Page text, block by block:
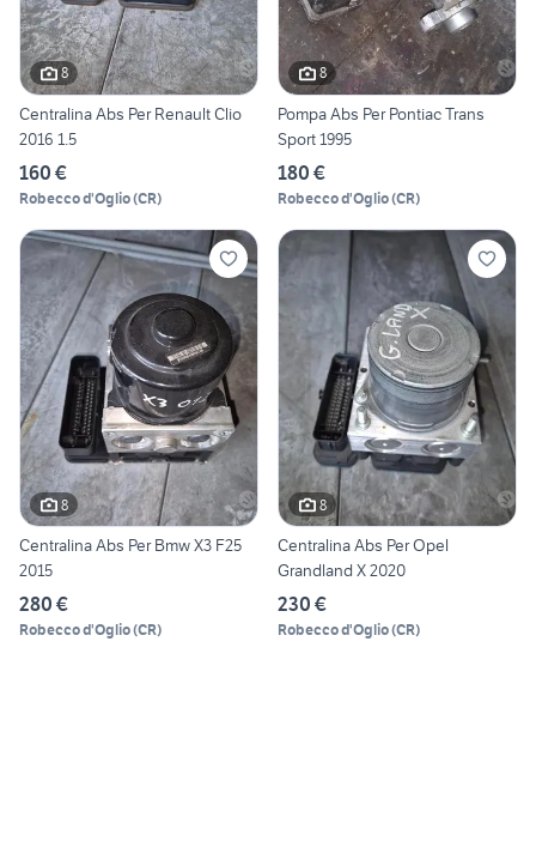
8
Centralina Abs Per Renault Clio
2016 1.5
160 €
Robecco d'Oglio(CR)
8
Pompa Abs Per Pontiac Trans
Sport 1995
180 €
Robecco d'Oglio(CR)
8
Centralina Abs Per Bmw X3 F25
2015
280 €
Robecco d'Oglio(CR)
8
Centralina Abs Per Opel
Grandland X 2020
230 €
Robecco d'Oglio(CR)